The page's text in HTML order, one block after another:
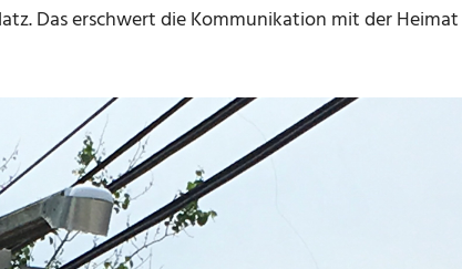
Das erschwert die Kommunikation mit der Heimat